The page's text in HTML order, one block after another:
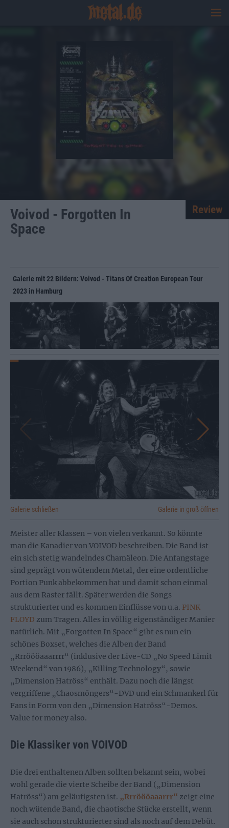
Voivod - Forgotten In
Space
Review
Galerie mit 22 Bildern: Voivod - Titans Of Creation European Tour
2023 in Hamburg
Galerie schließen Galerie in groß öffnen
Meister aller Klassen – von vielen verkannt. So könnte
man die Kanadier von VOIVOD beschreiben. Die Band ist
ein sich stetig wandelndes Chamäleon. Die Anfangstage
sind geprägt von wütendem Metal, der eine ordentliche
Portion Punk abbekommen hat und damit schon einmal
aus dem Raster fällt. Später werden die Songs
strukturierter und es kommen Einflüsse von u.a. PINK
FLOYD zum Tragen. Alles in völlig eigenständiger Manier
natürlich. Mit „Forgotten In Space“ gibt es nun ein
schönes Boxset, welches die Alben der Band
„Rrröööaaarrrr“ (inklusive der Live-CD „No Speed Limit
Weekend“ von 1986), „Killing Technology“, sowie
„Dimension Hatröss“ enthält. Dazu noch die längst
vergriffene „Chaosmöngers“-DVD und ein Schmankerl für
Fans in Form von den „Dimension Hatröss“-Demos.
Value for money also.
Die Klassiker von VOIVOD
Die drei enthaltenen Alben sollten bekannt sein, wobei
wohl gerade die vierte Scheibe der Band („Dimension
Hatröss“) am geläufigsten ist. „Rrröööaaarrr“ zeigt eine
noch wütende Band, die chaotische Stücke erstellt, wenn
sie auch schon strukturierter sind als noch auf dem Debüt.